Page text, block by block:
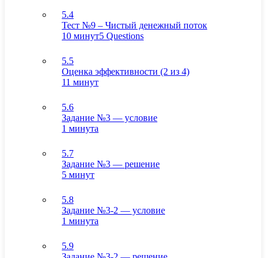
5.4
Тест №9 – Чистый денежный поток
10 минут5 Questions
5.5
Оценка эффективности (2 из 4)
11 минут
5.6
Задание №3 — условие
1 минута
5.7
Задание №3 — решение
5 минут
5.8
Задание №3-2 — условие
1 минута
5.9